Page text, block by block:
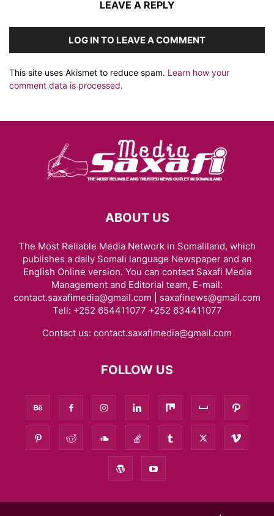
LEAVE A REPLY
LOG IN TO LEAVE A COMMENT
This site uses Akismet to reduce spam. Learn how your
comment data is processed.
ABOUT US
The Most Reliable Media Network in Somaliland, which
publishes a daily Somali language Newspaper and an
English Online version. You can contact Saxafi Media
Management and Editorial team, E-mail:
contact.saxafimedia@gmail.com | saxafinews@gmail.com
Tell: +252 654411077 +252 634411077
Contact us: contact.saxafimedia@gmail.com
FOLLOW US